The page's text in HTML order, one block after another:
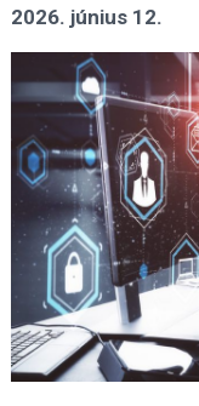
2026. június 12.